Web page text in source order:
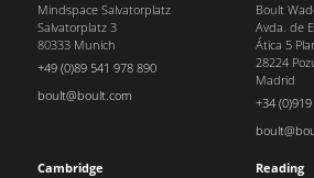
Mindspace Salvatorplatz
Salvatorplatz 3
80333 Munich
+49 (0)89 541 978 890
boult@boult.com
Boult
Avda. de
Ática 5
28224
Madrid
+34
Cambridge
Reading